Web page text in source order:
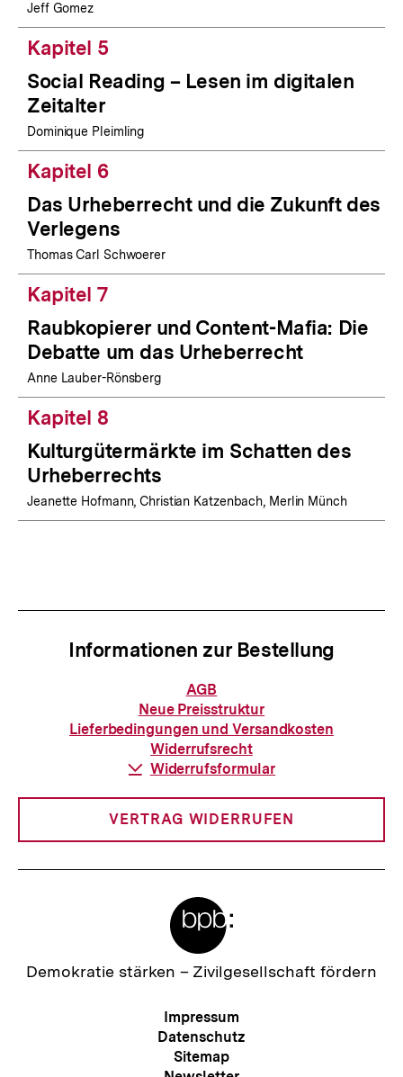
Jeff Gomez
Kapitel 5
Social Reading – Lesen im digitalen
Zeitalter
Dominique Pleimling
Kapitel 6
Das Urheberrecht und die Zukunft des
Verlegens
Thomas Carl Schwoerer
Kapitel 7
Raubkopierer und Content-Mafia: Die
Debatte um das Urheberrecht
Anne Lauber-Rönsberg
Kapitel 8
Kulturgütermärkte im Schatten des
Urheberrechts
Jeanette Hofmann, Christian Katzenbach, Merlin Münch
Informationen zur Bestellung
Informationen
zur
Bestellung
AGB
Neue Preisstruktur
Lieferbedingungen und Versandkosten
Widerrufsrecht
Download-
Widerrufsformular
VERTRAG WIDERRUFEN
Zur
Demokratie stärken – Zivilgesellschaft fördern
Meta-
Navigation
Impressum
Datenschutz
Sitemap